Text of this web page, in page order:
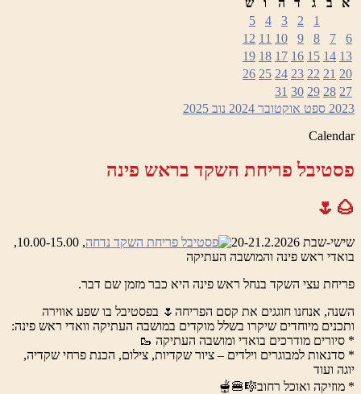
1
2
3
4
5
6
7
8
9
10
11
12
13
14
15
16
17
18
19
20
21
22
23
24
25
26
27
28
29
30
31
2023 ספט אוקטובר 2024 נוב 2025
Calendar
פסטיבל פריחת השקד בראש פינה
🌰🌷
שישי-שבת 20-21.2.2026
, 10.00-15.00,
בואדי ראש פינה והמושבה העתיקה
פריחת עצי השקד בנחל ראש פינה היא כבר מזמן שם דבר.
השנה, אנחנו חוגגים את קסם הפריחה🌷 בפסטיבל בו שפע אווירה
ותכנים מיוחדים שיקרו בשלל מוקדים במושבה העתיקה וואדי ראש פינה:
* סיורים מודרכים בואדי ומושבה העתיקה 🥾
* סדנאות למבוגרים וילדים – ציור שקדיות, צילום, הכנת פרחי שקדיה,
יוגה ועוד
* מוזיקה ואוכל רחוב🎼🍔🫕